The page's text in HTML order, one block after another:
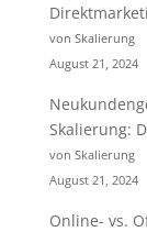
von Skalierung
August 21, 2024
Skalierung:
von Skalierung
August 21, 2024
Online- vs.